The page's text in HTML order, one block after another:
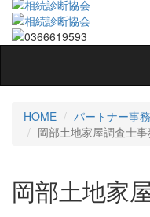
HOME パートナー事
岡部土地家屋調査士
岡部土地家